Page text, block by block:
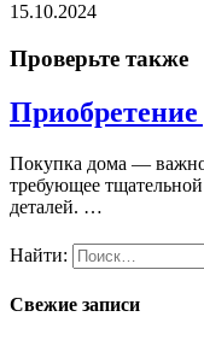
15.10.2024
Проверьте также
Покупка дома —
требующее
деталей. …
Найти:
Свежие записи